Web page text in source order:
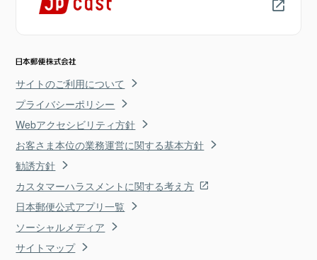
サイトのご利用について
プライバシーポリシー
Webアクセシビリティ方針
お客さま本位の業務運営に関する基本方針
勧誘方針
カスタマーハラスメントに関する考え方
日本郵便公式アプリ一覧
ソーシャルメディア
サイトマップ